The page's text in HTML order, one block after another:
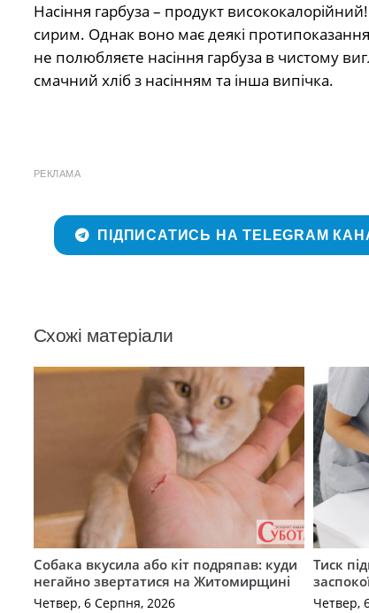
Насіння гарбуза – продукт
сирим. Однак воно має деякі
не полюбляєте насіння гарбуза в чистому
смачний хліб з насінням та інша випічка.
РЕКЛАМА
ПІДПИСАТИСЬ НА TELEGRAM
Схожі матеріали
Собака вкусила або кіт подряпав: куди
негайно звертатися на Житомирщині
Четвер, 6 Серпня, 2026
Тиск
Четвер,